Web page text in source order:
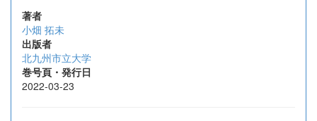
著者
小畑 拓未
出版者
北九州市立大学
巻号頁・発行日
2022-03-23